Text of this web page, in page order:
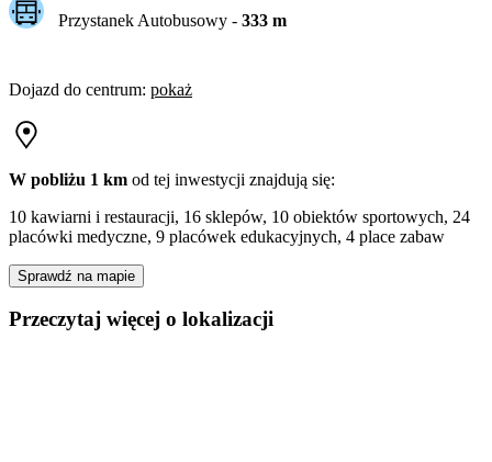
Przystanek Autobusowy - 333m
Dojazd do centrum: pokaż
W pobliżu 1 km od tej inwestycji znajdują się:
10 kawiarni i restauracji, 16 sklepów, 10 obiektów sportowych, 24
placówki medyczne, 9 placówek edukacyjnych, 4 place zabaw
Sprawdź na mapie
Przeczytaj więcej o lokalizacji